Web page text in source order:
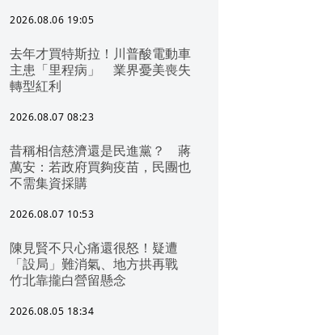
2026.08.06 19:05
去年才買特斯拉！川普酸電動車
主患「里程病」 業界憂美喪失
轉型紅利
2026.08.07 08:23
昔稱相信慈濟還是民進黨？ 蔣
萬安：若政府買夠疫苗，民團也
不需集資採購
2026.08.07 10:53
陳見賢不只心痛還很怒！疑遭
「設局」難消氣、地方拱再戰
竹北靠攏白營留懸念
2026.08.05 18:34